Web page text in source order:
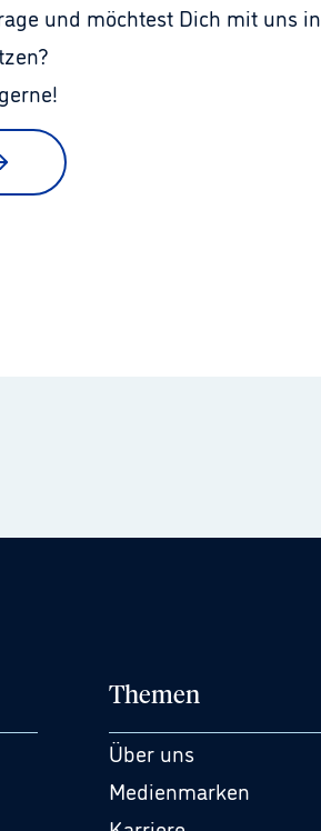
und möchtest Dich mit uns in
Themen
Über uns
Medienmarken